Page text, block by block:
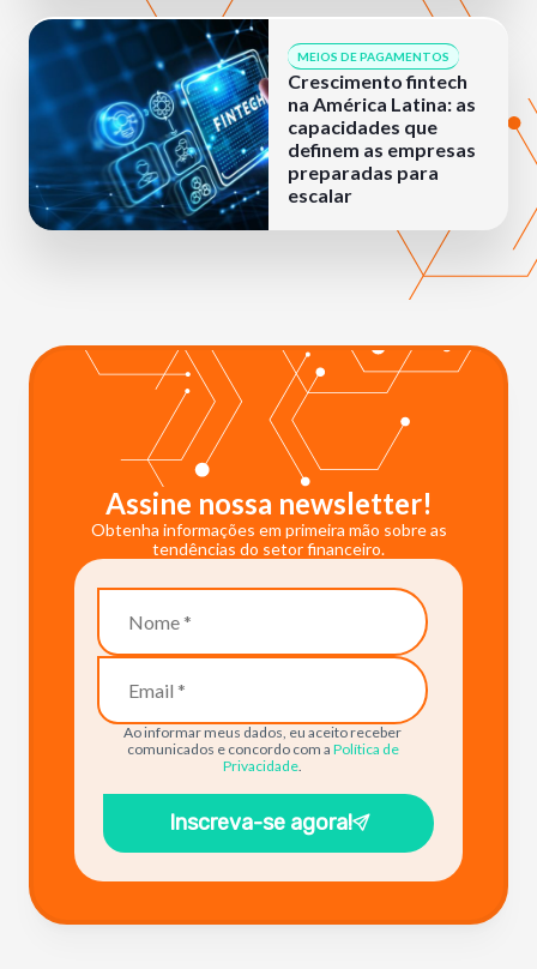
MEIOS DE PAGAMENTOS
Crescimento fintech
na América Latina: as
capacidades que
definem as empresas
preparadas para
escalar
Assine nossa newsletter!
Obtenha informações em primeira mão sobre as
tendências do setor financeiro.
Ao informar meus dados, eu aceito receber
comunicados e concordo com a Política de
Privacidade.
Inscreva-se agora!